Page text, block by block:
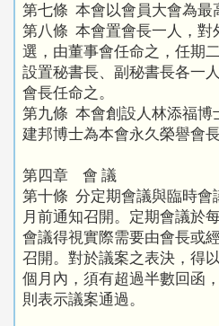
第七條 本會以會員大會為最
第八條 本會置會長一人，對
選，由董事會任命之，任期
設置秘書長、副秘書長各一
會長任命之。
第九條 本會創設人林添福博
建邦博士為本會永久榮譽會長
第四章 會 議
第十條 分定期會議與臨時會
月前通知召開。定期會議於
會議得視實際需要由會長或
召開。對於議案之表決，得
個月內，須有超過半數回函
則表示議案通過。